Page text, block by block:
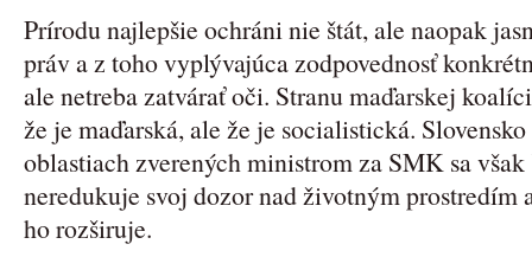
Prírodu najlepšie ochráni nie štát, ale naopak
práv a z toho vyplývajúca zodpovednosť
ale netreba zatvárať oči. Stranu maďarskej
že je maďarská, ale že je socialistická.
oblastiach zverených ministrom za SMK sa
neredukuje svoj dozor nad životným prostredím
ho rozširuje.